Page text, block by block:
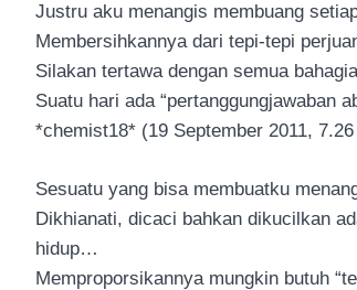
Justru aku menangis membuang
Membersihkannya dari tepi-tepi
Silakan tertawa dengan semua
Suatu hari ada “pertanggungjawaban
*chemist18* (19 September 2011,
Sesuatu yang bisa membuatku
Dikhianati, dicaci bahkan dikucilkan
hidup…
Memproporsikannya mungkin butuh